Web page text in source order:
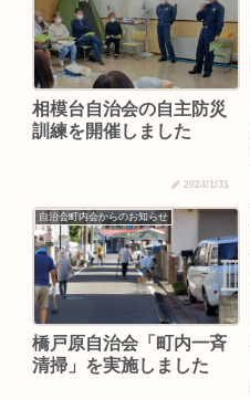
相模台自治会の自主防災
訓練を開催しました
2024/1/31
自治会町内会からのお知らせ
橋戸原自治会「町内一斉
清掃」を実施しました